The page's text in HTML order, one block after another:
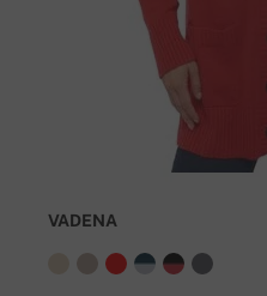
VADENA